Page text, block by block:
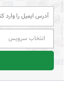
انتخاب سرویس